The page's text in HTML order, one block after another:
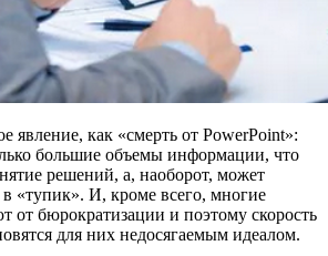
явление, как «смерть от PowerPoint»:
большие объемы информации, что
решений, а, наоборот, может
в «тупик». И, кроме всего, многие
от бюрократизации и поэтому скорость
для них недосягаемым идеалом.